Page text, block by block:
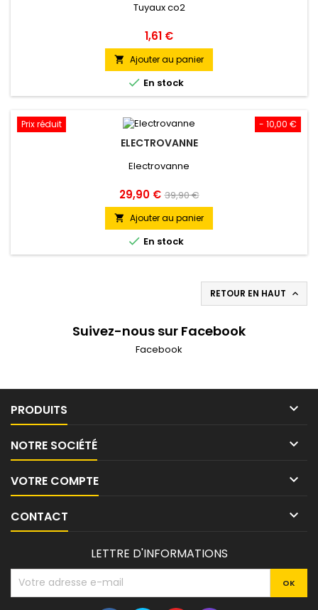
Tuyaux co2
Prix
1,61 €
 Ajouter au panier
 En stock
- 10,00 €
Prix réduit
ELECTROVANNE
Electrovanne
Prix
29,90 € Prix
de
base
39,90 €
 Ajouter au panier
 En stock
RETOUR EN HAUT 
Suivez-nous sur Facebook
Facebook
PRODUITS 
NOTRE SOCIÉTÉ 
VOTRE COMPTE 
CONTACT 
LETTRE D'INFORMATIONS